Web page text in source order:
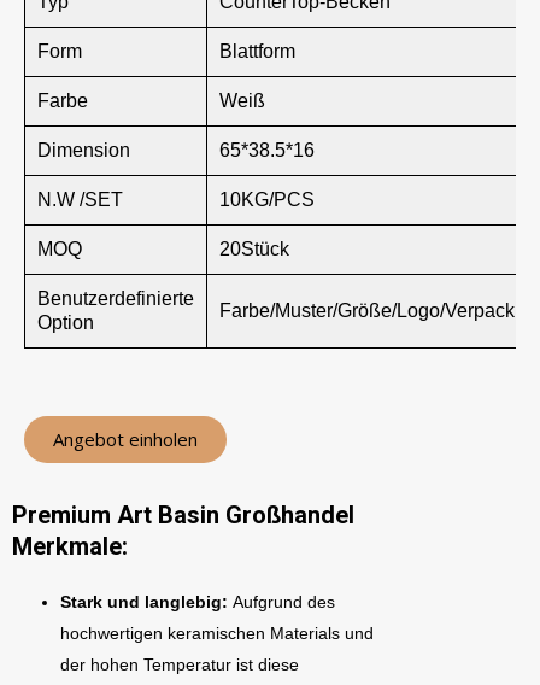
Form Blattform
Farbe Weiß
Dimension 65*38.5*16
N.W /SET 10KG/PCS
MOQ 20Stück
Benutzerdefinierte
Option
Farbe/Muster/Größe/Logo/
Angebot einholen
Premium Art Basin Großhandel
Merkmale:
Stark und langlebig: Aufgrund des
hochwertigen keramischen Materials und
der hohen Temperatur ist diese